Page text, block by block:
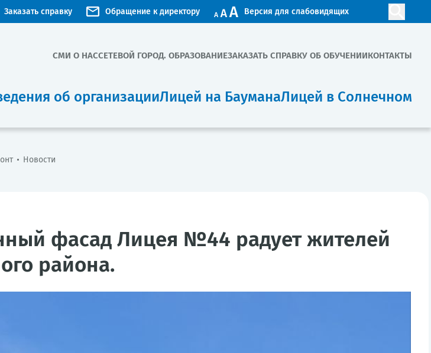
Заказать справку Обращение к директору Версия для слабовидящих
СМИ О НАССЕТЕВОЙ ГОРОД. ОБРАЗОВАНИЕЗАКАЗАТЬ СПРАВКУ ОБ ОБУЧЕНИИКОНТАКТЫ
об организацииЛицей на БауманаЛицей в Солнечном
Новости
фасад Лицея №44 радует жителей
района.